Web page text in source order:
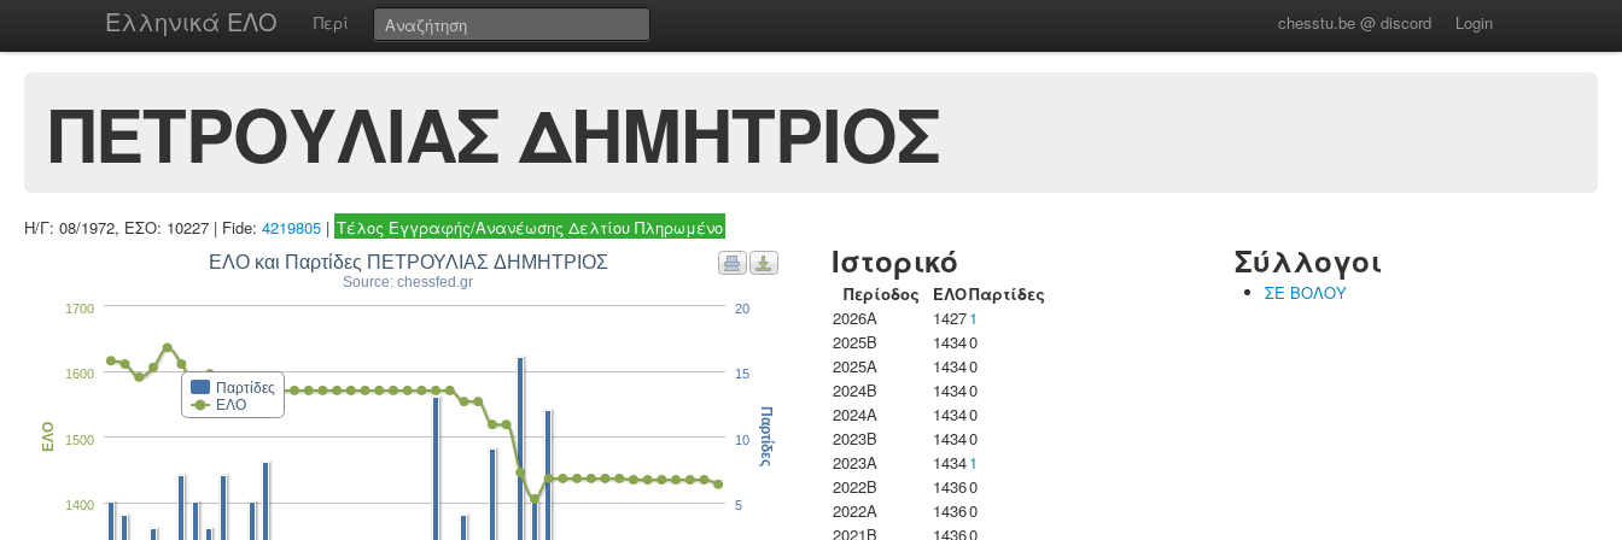
Ελληνικά ΕΛΟ Περί chesstu.be @ discord Login
ΠΕΤΡΟΥΛΙΑΣ ΔΗΜΗΤΡΙΟΣ
Η/Γ: 08/1972, ΕΣΟ: 10227 | Fide: 4219805 | Τέλος Εγγραφής/Ανανέωσης Δελτίου Πληρωμένο
ΕΛΟ και Παρτίδες ΠΕΤΡΟΥΛΙΑΣ ΔΗΜΗΤΡΙΟΣ
Source: chessfed.gr
Παρτίδες
ΕΛΟ
1400
1500
1600
1700
ΕΛΟ
5
10
15
20
Παρτίδες
Ιστορικό
Περίοδος ΕΛΟΠαρτίδες
2026A
14271
2025B
14340
2025A
14340
2024B
14340
2024A
14340
2023B
14340
2023Α
14341
2022B
14360
2022A
14360
2021B
14360
Σύλλογοι
ΣΕ ΒΟΛΟΥ